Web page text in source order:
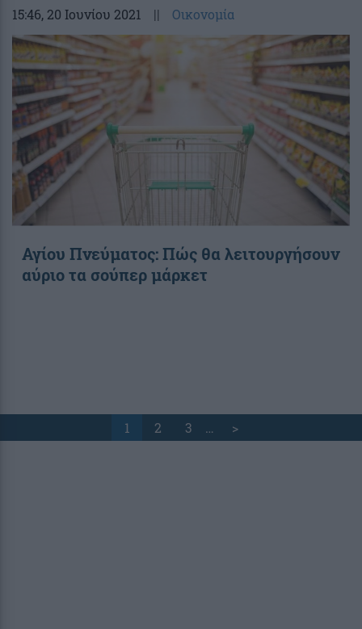
15:46, 20 Ιουνίου 2021 || Οικονομία
Αγίου Πνεύματος: Πώς θα λειτουργήσουν
αύριο τα σούπερ μάρκετ
1 2 3 … >